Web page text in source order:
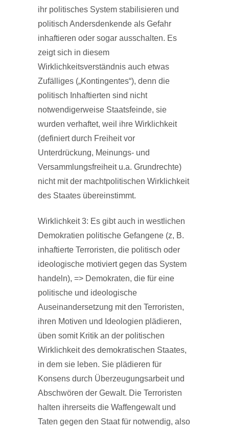
ihr politisches System stabilisieren und
politisch Andersdenkende als Gefahr
inhaftieren oder sogar ausschalten. Es
zeigt sich in diesem
Wirklichkeitsverständnis auch etwas
Zufälliges („Kontingentes“), denn die
politisch Inhaftierten sind nicht
notwendigerweise Staatsfeinde, sie
wurden verhaftet, weil ihre Wirklichkeit
(definiert durch Freiheit vor
Unterdrückung, Meinungs- und
Versammlungsfreiheit u.a. Grundrechte)
nicht mit der machtpolitischen Wirklichkeit
des Staates übereinstimmt.
Wirklichkeit 3: Es gibt auch in westlichen
Demokratien politische Gefangene (z, B.
inhaftierte Terroristen, die politisch oder
ideologische motiviert gegen das System
handeln), => Demokraten, die für eine
politische und ideologische
Auseinandersetzung mit den Terroristen,
ihren Motiven und Ideologien plädieren,
üben somit Kritik an der politischen
Wirklichkeit des demokratischen Staates,
in dem sie leben. Sie plädieren für
Konsens durch Überzeugungsarbeit und
Abschwören der Gewalt. Die Terroristen
halten ihrerseits die Waffengewalt und
Taten gegen den Staat für notwendig, also